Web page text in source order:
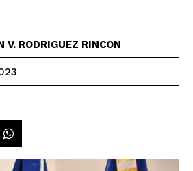
V. RODRIGUEZ RINCON